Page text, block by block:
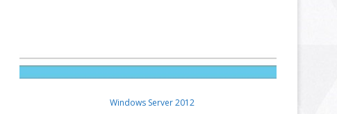
Windows Server 2012